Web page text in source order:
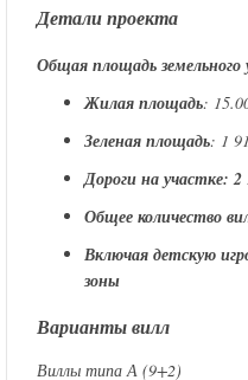
Детали проекта
Общая площадь земельного
Жилая площадь:
Зеленая площадь: 1
Дороги на участке: 2
Общее количество
Включая детскую
зоны
Варианты вилл
Виллы типа А (9+2)